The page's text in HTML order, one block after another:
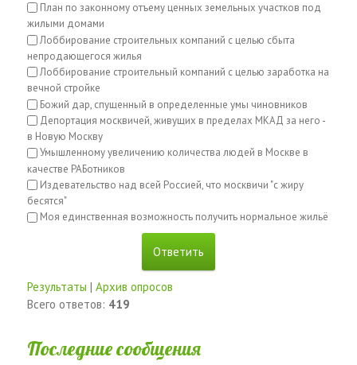
План по законному отъему ценных земельных участков под
жилыми домами
Лоббирование строительных компаний с целью сбыта
непродающегося жилья
Лоббирование строительный компаний с целью заработка на
вечной стройке
Божий дар, спущенный в определенные умы чиновников
Депортация москвичей, живущих в пределах МКАД за него -
в Новую Москву
Умышленному увеличению количества людей в Москве в
качестве РАБотников
Издевательство над всей Россией, что москвичи "с жиру
бесятся"
Моя единственная возможность получить нормальное жильё
Результаты | Архив опросов
Всего ответов: 419
Последние сообщения